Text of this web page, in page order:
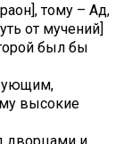
тому – Ад,
от мучений]
был бы
высокие